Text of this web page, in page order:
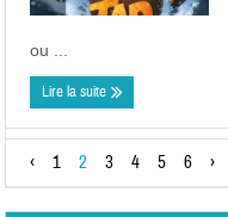
ou ...
Lire la suite
‹ 1 2 3 4 5 6 ›